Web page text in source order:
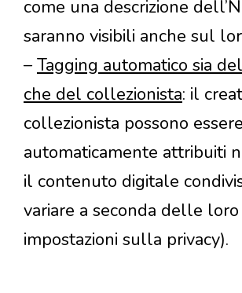
come una descrizione
saranno visibili anche sul
– Tagging automatico sia
che del collezionista: il
collezionista possono essere
automaticamente attribuiti
il contenuto digitale
variare a seconda delle loro
impostazioni sulla privacy).